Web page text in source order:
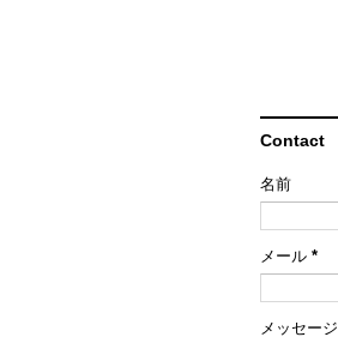
Contact
名前
メール *
メッセージ